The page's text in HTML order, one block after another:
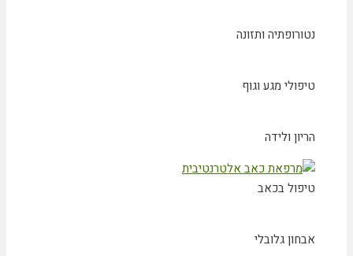
נטורופתיה ותזונה
טיפולי מגע וגוף
הריון ולידה
טיפול בכאב
אבחון גלובלי